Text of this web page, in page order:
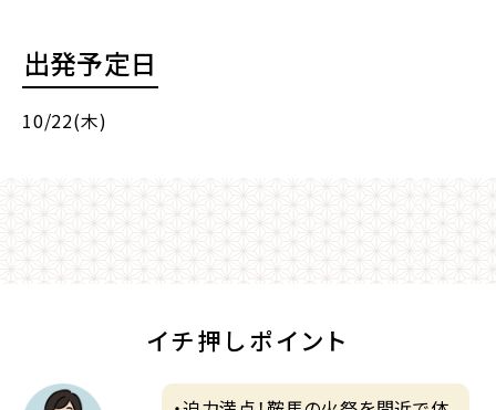
出発予定日
10/22(木)
イチ押しポイント